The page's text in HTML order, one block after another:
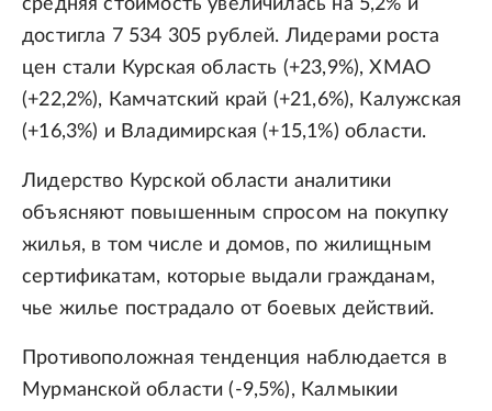
средняя стоимость увеличилась на 5,2% и
достигла 7 534 305 рублей. Лидерами роста
цен стали Курская область (+23,9%), ХМАО
(+22,2%), Камчатский край (+21,6%), Калужская
(+16,3%) и Владимирская (+15,1%) области.
Лидерство Курской области аналитики
объясняют повышенным спросом на покупку
жилья, в том числе и домов, по жилищным
сертификатам, которые выдали гражданам,
чье жилье пострадало от боевых действий.
Противоположная тенденция наблюдается в
Мурманской области (-9,5%), Калмыкии